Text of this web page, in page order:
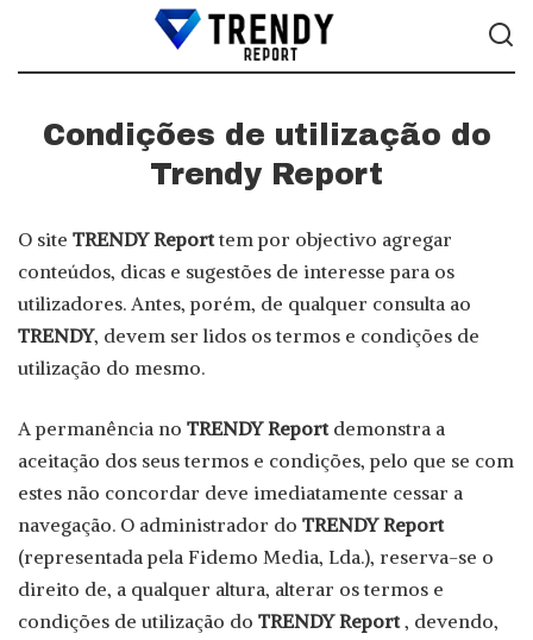
Condições de utilização do
Trendy Report
O site TRENDY Reporttem por objectivo agregar
conteúdos, dicas e sugestões de interesse para os
utilizadores. Antes, porém, de qualquer consulta ao
TRENDY, devem ser lidos os termos e condições de
utilização do mesmo.
A permanência no TRENDY Report demonstra a
aceitação dos seus termos e condições, pelo que se com
estes não concordar deve imediatamente cessar a
navegação. O administrador do TRENDY Report
(representada pela Fidemo Media, Lda.), reserva-se o
direito de, a qualquer altura, alterar os termos e
condições de utilização do TRENDY Report, devendo,